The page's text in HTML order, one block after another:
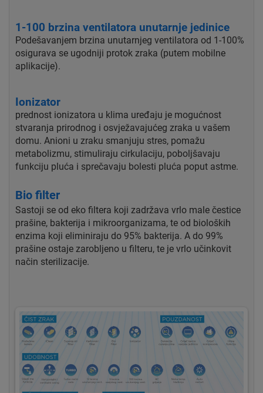
1-100 brzina ventilatora unutarnje jedinice
Podešavanjem brzina unutarnjeg ventilatora od 1-100%
osigurava se ugodniji protok zraka (putem mobilne
aplikacije).
Ionizator
prednost ionizatora u klima uređaju je mogućnost
stvaranja prirodnog i osvježavajućeg zraka u vašem
domu. Anioni u zraku smanjuju stres, pomažu
metabolizmu, stimuliraju cirkulaciju, poboljšavaju
funkciju pluća i sprečavaju bolesti pluća poput astme.
Bio filter
Sastoji se od eko filtera koji zadržava vrlo male čestice
prašine, bakterija i mikroorganizama, te od bioloških
enzima koji eliminiraju do 95% bakterija. A do 99%
prašine ostaje zarobljeno u filteru, te je vrlo učinkovit
način sterilizacije.